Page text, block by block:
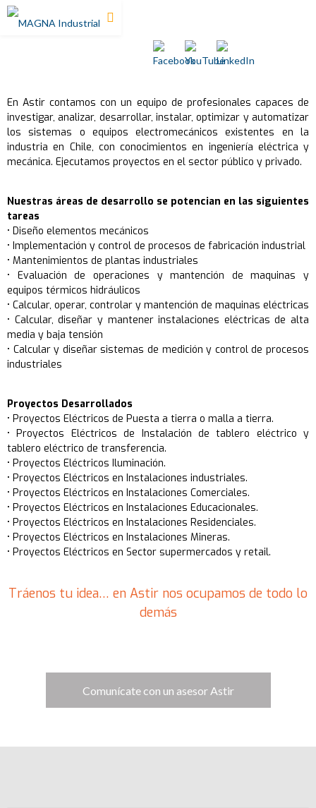
En Astir contamos con un equipo de profesionales capaces de
investigar, analizar, desarrollar, instalar, optimizar y automatizar
los sistemas o equipos electromecánicos existentes en la
industria en Chile, con conocimientos en ingeniería eléctrica y
mecánica. Ejecutamos proyectos en el sector público y privado.
Nuestras áreas de desarrollo se potencian en las siguientes
tareas
• Diseño elementos mecánicos
• Implementación y control de procesos de fabricación industrial
• Mantenimientos de plantas industriales
• Evaluación de operaciones y mantención de maquinas y
equipos térmicos hidráulicos
• Calcular, operar, controlar y mantención de maquinas eléctricas
• Calcular, diseñar y mantener instalaciones eléctricas de alta
media y baja tensión
• Calcular y diseñar sistemas de medición y control de procesos
industriales
Proyectos Desarrollados
• Proyectos Eléctricos de Puesta a tierra o malla a tierra.
• Proyectos Eléctricos de Instalación de tablero eléctrico y
tablero eléctrico de transferencia.
• Proyectos Eléctricos Iluminación.
• Proyectos Eléctricos en Instalaciones industriales.
• Proyectos Eléctricos en Instalaciones Comerciales.
• Proyectos Eléctricos en Instalaciones Educacionales.
• Proyectos Eléctricos en Instalaciones Residenciales.
• Proyectos Eléctricos en Instalaciones Mineras.
• Proyectos Eléctricos en Sector supermercados y retail.
Tráenos tu idea… en Astir nos ocupamos de todo lo
demás
Comunícate con un asesor Astir